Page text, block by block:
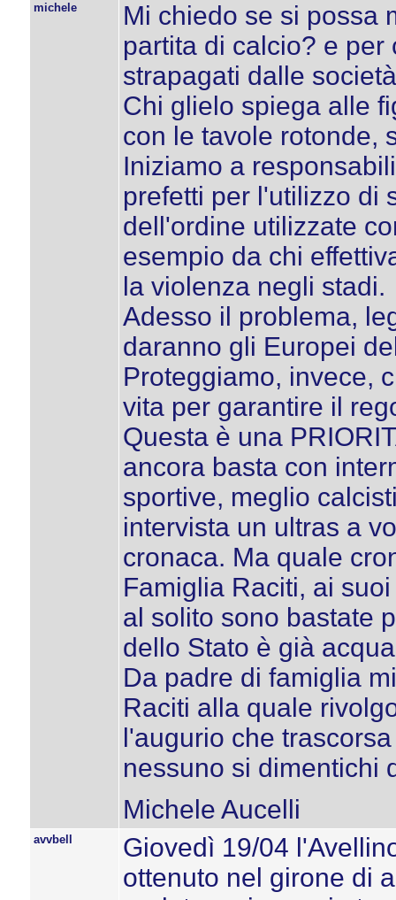
michele
Mi chiedo se si possa
partita di calcio? e
strapagati dalle
Chi glielo spiega alle
con le tavole rotonde,
Iniziamo a
prefetti per l'utilizzo di
dell'ordine utilizzate
esempio da chi
la violenza negli stadi.
Adesso il problema,
daranno gli Europei
Proteggiamo, invece,
vita per garantire il
Questa è una
ancora basta con
sportive, meglio
intervista un ultras a
cronaca. Ma quale
Famiglia Raciti, ai
al solito sono bastate
dello Stato è già
Da padre di famiglia
Raciti alla quale
l'augurio che
nessuno si dimentichi
Michele Aucelli
avvbell
Giovedì 19/04
ottenuto nel girone di